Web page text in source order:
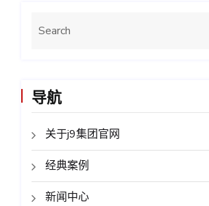
导航
关于j9集团官网
经典案例
新闻中心